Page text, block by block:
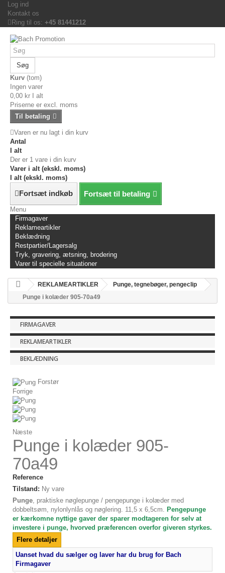
Log ind
Kontakt os
Ring til os: +45 81441212
Søg
Kurv (tom)
Ingen varer
0,00 kr
I alt
Priserne er excl. moms
Til betaling
Varen er nu lagt i din kurv
Antal
I alt
Der er 1 vare i din kurv
Varer i alt (ekskl. moms)
I alt (ekskl. moms)
Fortsæt indkøb Fortsæt til betaling
Menu
Firmagaver
Reklameartikler
Beklædning
Restpartier/Lagersalg
Tryk, gravering, ætsning, brodering
Varer til specielle situationer
REKLAMEARTIKLER
Punge, tegnebøger, pengeclip
Punge i kolæder 905-70a49
FIRMAGAVER
REKLAMEARTIKLER
BEKLÆDNING
Forstør
Forrige
Næste
Punge i kolæder 905-
70a49
Reference
Tilstand: Ny vare
Punge , praktiske nøglepunge / pengepunge i kolæder med
dobbeltsøm, nylonlynlås og nøglering. 11,5 x 6,5cm. Pengepunge
er kærkomne nyttige gaver der sparer modtageren for selv at
investere i punge, hvorved præferencen overfor giveren styrkes.
Flere detaljer
Uanset hvad du sælger og laver har du brug for Bach
Firmagaver